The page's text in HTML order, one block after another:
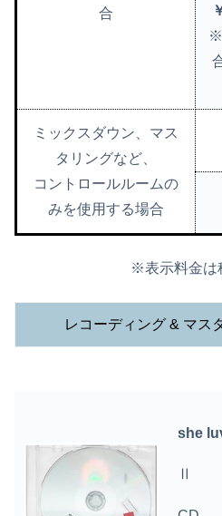
合
ミックスダウン、マス
タリングなど、
コントロールルームの
みを使用する場合
※表示料金は
レコーディング & マ
she